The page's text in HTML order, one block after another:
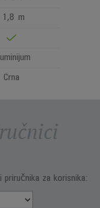
1,8 m
Crna
priručnika za korisnika: